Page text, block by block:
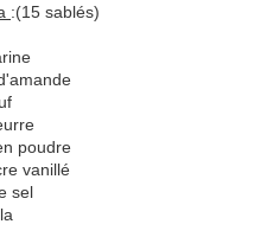
:(15 sablés)
poudre
vanillé
sel